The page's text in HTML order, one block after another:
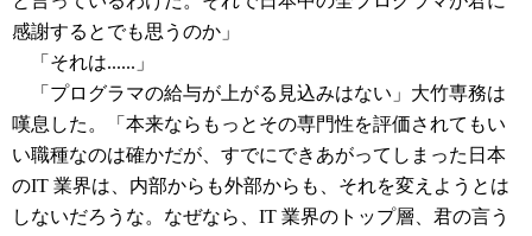
感謝するとでも思うのか」
「それは......」
「プログラマの給与が上がる見込みはない」大竹専務は
嘆息した。「本来ならもっとその専門性を評価されてもい
い職種なのは確かだが、すでにできあがってしまった日本
のIT 業界は、内部からも外部からも、それを変えようとは
しないだろうな。なぜなら、IT 業界のトップ層、君の言う